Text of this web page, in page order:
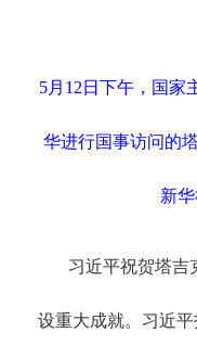
5月12日下午，国家
华进行国事访问的
新
习近平祝贺塔吉
设重大成就。习近